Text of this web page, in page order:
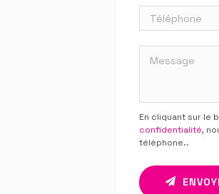
En cliquant sur le
confidentialité,
téléphone..